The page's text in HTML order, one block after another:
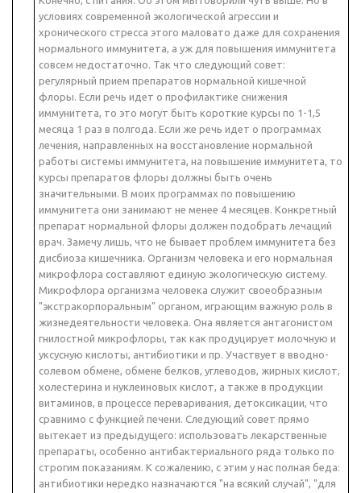
условиях современной экологической агрессии и
хронического стресса этого маловато даже для сохранения
нормального иммунитета, а уж для повышения иммунитета
совсем недостаточно. Так что следующий совет:
регулярный прием препаратов нормальной кишечной
флоры. Если речь идет о профилактике снижения
иммунитета, то это могут быть короткие курсы по 1-1,5
месяца 1 раз в полгода. Если же речь идет о программах
лечения, направленных на восстановление нормальной
работы системы иммунитета, на повышение иммунитета, то
курсы препаратов флоры должны быть очень
значительными. В моих программах по повышению
иммунитета они занимают не менее 4 месяцев. Конкретный
препарат нормальной флоры должен подобрать лечащий
врач. Замечу лишь, что не бывает проблем иммунитета без
дисбиоза кишечника. Организм человека и его нормальная
микрофлора составляют единую экологическую систему.
Микрофлора организма человека служит своеобразным
"экстракорпоральным" органом, играющим важную роль в
жизнедеятельности человека. Она является антагонистом
гнилостной микрофлоры, так как продуцирует молочную и
уксусную кислоты, антибиотики и пр. Участвует в вводно-
солевом обмене, обмене белков, углеводов, жирных кислот,
холестерина и нуклеиновых кислот, а также в продукции
витаминов, в процессе переваривания, детоксикации, что
сравнимо с функцией печени. Следующий совет прямо
вытекает из предыдущего: использовать лекарственные
препараты, особенно антибактериального ряда только по
строгим показаниям. К сожалению, с этим у нас полная беда:
антибиотики нередко назначаются "на всякий случай", "для